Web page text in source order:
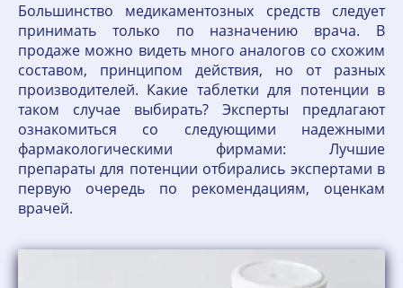
Большинство медикаментозных средств следует
принимать только по назначению врача. В
продаже можно видеть много аналогов со схожим
составом, принципом действия, но от разных
производителей. Какие таблетки для потенции в
таком случае выбирать? Эксперты предлагают
ознакомиться со следующими надежными
фармакологическими фирмами: Лучшие
препараты для потенции отбирались экспертами в
первую очередь по рекомендациям, оценкам
врачей.